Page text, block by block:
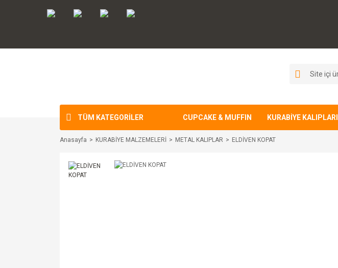
TÜM KATEGORİLER CUPCAKE & MUFFIN KURABİYE KALIPLARI
Anasayfa KURABİYE MALZEMELERİ METAL KALIPLAR ELDİVEN KOPAT